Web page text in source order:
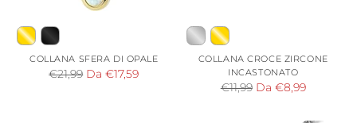
COLLANA SFERA DI OPALE
Prezzo
€21,99 Da €17,59
COLLANA CROCE ZIRCONE
INCASTONATO
Prezzo
€11,99 Da €8,99